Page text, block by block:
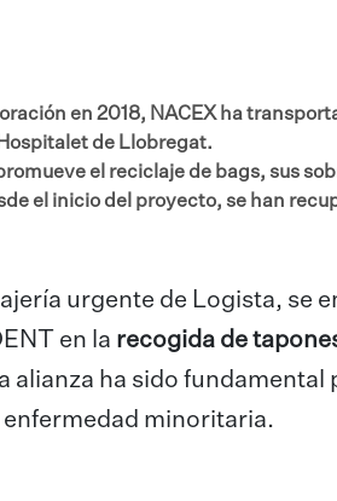
en 2018, NACEX ha
de Llobregat.
el reciclaje de bags, sus
el inicio del proyecto, se han
urgente de Logista, se
en la recogida de
alianza ha sido
minoritaria.